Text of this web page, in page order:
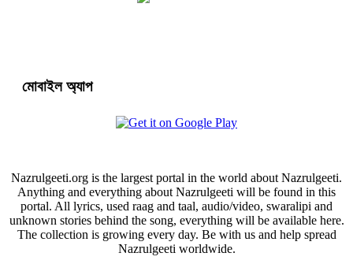
মোবাইল অ্যাপ
Nazrulgeeti.org is the largest portal in the world about Nazrulgeeti.
Anything and everything about Nazrulgeeti will be found in this
portal. All lyrics, used raag and taal, audio/video, swaralipi and
unknown stories behind the song, everything will be available here.
The collection is growing every day. Be with us and help spread
Nazrulgeeti worldwide.